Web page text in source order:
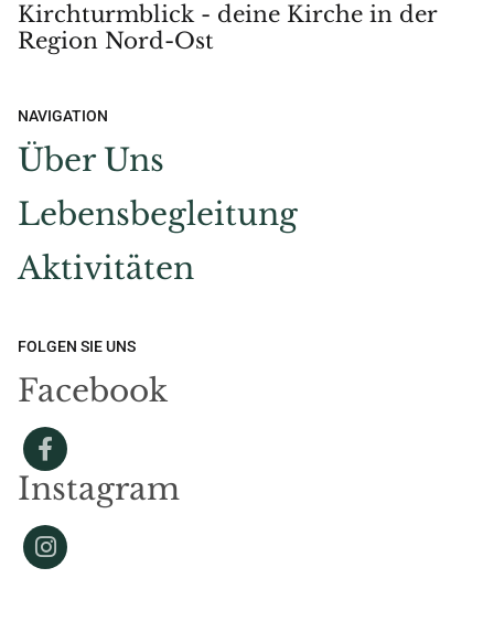
Kirchturmblick - deine Kirche in der
Region Nord-Ost
NAVIGATION
Über Uns
Lebensbegleitung
Aktivitäten
FOLGEN SIE UNS
Facebook
Instagram